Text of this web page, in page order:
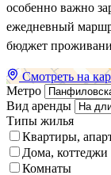
особенно важно
ежедневный
бюджет
Смотреть на
Метро
Вид аренды
Типы жилья
Квартиры,
Дома, коттеджи
Комнаты